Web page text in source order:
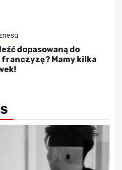
dopasowaną do
Mamy kilka